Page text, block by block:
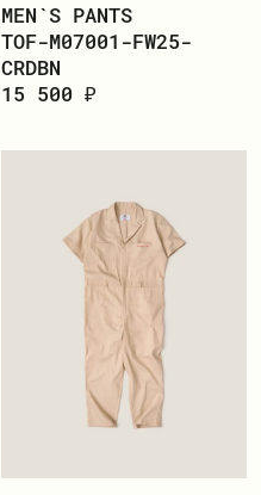
MEN`S PANTS
TOF-M07001-FW25-
CRDBN
15 500 ₽